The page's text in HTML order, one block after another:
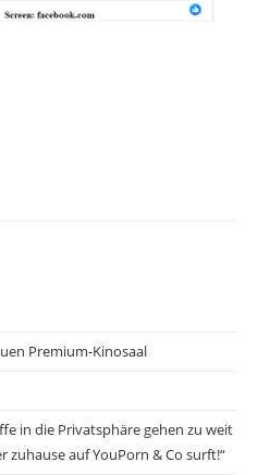
Premium-Kinosaal
in die Privatsphäre gehen zu weit
zuhause auf YouPorn & Co surft!“